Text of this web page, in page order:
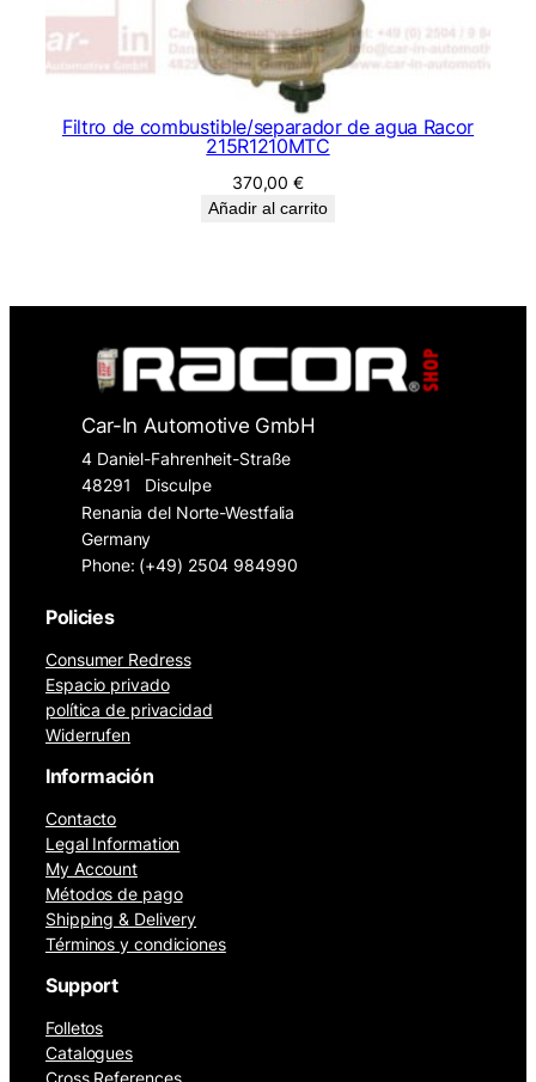
Filtro de combustible/separador de agua Racor
215R1210MTC
370,00€
Añadir al carrito
Car-In Automotive GmbH
4 Daniel-Fahrenheit-Straße
48291
Disculpe
Renania del Norte-Westfalia
Germany
Phone: (+49) 2504 984990
Policies
Consumer Redress
Espacio privado
política de privacidad
Widerrufen
Información
Contacto
Legal Information
My Account
Métodos de pago
Shipping & Delivery
Términos y condiciones
Support
Folletos
Catalogues
Cross References